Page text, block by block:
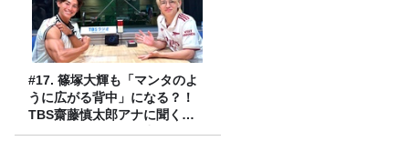
#17. 篠塚大輝も「マンタのよ
うに広がる背中」になる？！
TBS齋藤慎太郎アナに聞くメ
ンズフィジークの魅力！！